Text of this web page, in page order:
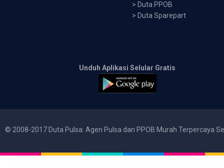
> Duta PPOB
> Duta Sparepart
Unduh Aplikasi Selular Gratis
© 2008-2017 Duta Pulsa: Agen Pulsa dan PPOB Murah Terpercaya